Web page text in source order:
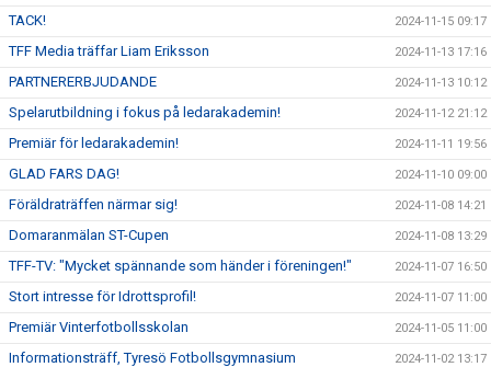
TACK! 2024-11-15 09:17
TFF Media träffar Liam Eriksson 2024-11-13 17:16
PARTNERERBJUDANDE 2024-11-13 10:12
Spelarutbildning i fokus på ledarakademin! 2024-11-12 21:12
Premiär för ledarakademin! 2024-11-11 19:56
GLAD FARS DAG! 2024-11-10 09:00
Föräldraträffen närmar sig! 2024-11-08 14:21
Domaranmälan ST-Cupen 2024-11-08 13:29
TFF-TV: "Mycket spännande som händer i föreningen!" 2024-11-07 16:50
Stort intresse för Idrottsprofil! 2024-11-07 11:00
Premiär Vinterfotbollsskolan 2024-11-05 11:00
Informationsträff, Tyresö Fotbollsgymnasium 2024-11-02 13:17